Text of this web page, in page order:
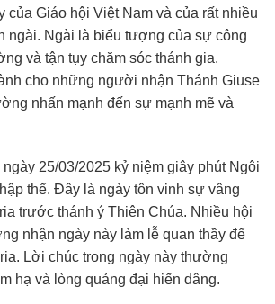
của Giáo hội Việt Nam và của rất nhiều
ngài. Ngài là biểu tượng của sự công
và tận tụy chăm sóc thánh gia.
cho những người nhận Thánh Giuse
nhấn mạnh đến sự mạnh mẽ và
ngày 25/03/2025 kỷ niệm giây phút Ngôi
thể. Đây là ngày tôn vinh sự vâng
trước thánh ý Thiên Chúa. Nhiều hội
nhận ngày này làm lễ quan thầy để
Lời chúc trong ngày này thường
hạ và lòng quảng đại hiến dâng.